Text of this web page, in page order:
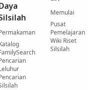
Memulai
Pusat
Pemelajaran
Wiki Riset
Silsilah